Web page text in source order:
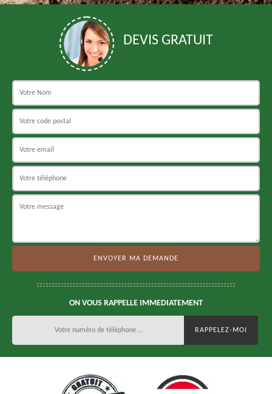
DEVIS GRATUIT
ON VOUS RAPPELLE IMMEDIATEMENT